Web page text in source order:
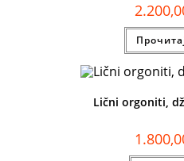
Lični orgoniti,